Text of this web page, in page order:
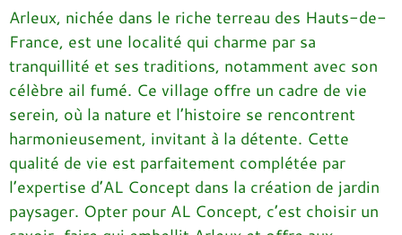
Arleux, nichée dans le riche terreau des Hauts-de-
France, est une localité qui charme par sa
tranquillité et ses traditions, notamment avec son
célèbre ail fumé. Ce village offre un cadre de vie
serein, où la nature et l’histoire se rencontrent
harmonieusement, invitant à la détente. Cette
qualité de vie est parfaitement complétée par
l’expertise d’AL Concept dans la création de jardin
paysager. Opter pour AL Concept, c’est choisir un